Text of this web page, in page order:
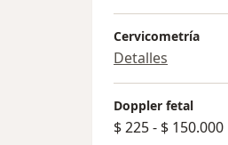
Cervicometría
Detalles
Doppler fetal
$ 225 - $ 150.000